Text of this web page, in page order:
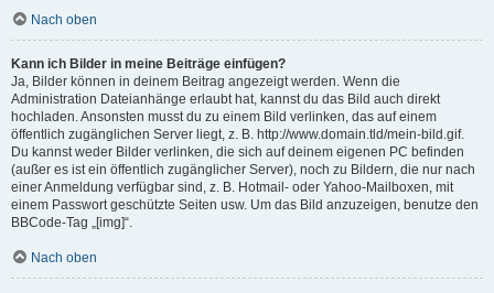
Nach oben
Kann ich Bilder in meine Beiträge einfügen?
Ja, Bilder können in deinem Beitrag angezeigt werden. Wenn die
Administration Dateianhänge erlaubt hat, kannst du das Bild auch direkt
hochladen. Ansonsten musst du zu einem Bild verlinken, das auf einem
öffentlich zugänglichen Server liegt, z. B. http://www.domain.tld/mein-bild.gif.
Du kannst weder Bilder verlinken, die sich auf deinem eigenen PC befinden
(außer es ist ein öffentlich zugänglicher Server), noch zu Bildern, die nur nach
einer Anmeldung verfügbar sind, z. B. Hotmail- oder Yahoo-Mailboxen, mit
einem Passwort geschützte Seiten usw. Um das Bild anzuzeigen, benutze den
BBCode-Tag „[img]“.
Nach oben